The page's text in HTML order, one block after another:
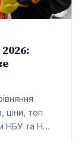
ціни, топ
НБУ та Н…